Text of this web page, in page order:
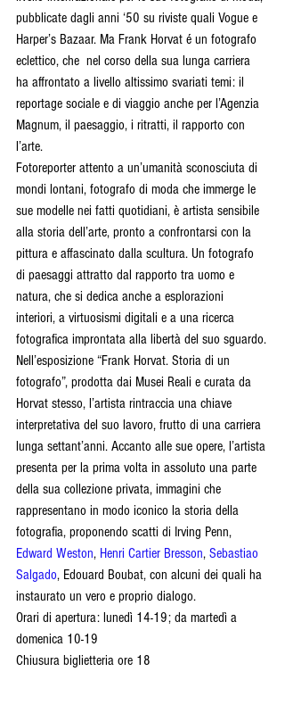
pubblicate dagli anni ‘50 su riviste quali Vogue e
Harper’s Bazaar. Ma Frank Horvat é un fotografo
eclettico, che  nel corso della sua lunga carriera
ha affrontato a livello altissimo svariati temi: il
reportage sociale e di viaggio anche per l’Agenzia
Magnum, il paesaggio, i ritratti, il rapporto con
l’arte.
Fotoreporter attento a un’umanità sconosciuta di
mondi lontani, fotografo di moda che immerge le
sue modelle nei fatti quotidiani, è artista sensibile
alla storia dell’arte, pronto a confrontarsi con la
pittura e affascinato dalla scultura. Un fotografo
di paesaggi attratto dal rapporto tra uomo e
natura, che si dedica anche a esplorazioni
interiori, a virtuosismi digitali e a una ricerca
fotografica improntata alla libertà del suo sguardo.
Nell’esposizione “Frank Horvat. Storia di un
fotografo”, prodotta dai Musei Reali e curata da
Horvat stesso, l’artista rintraccia una chiave
interpretativa del suo lavoro, frutto di una carriera
lunga settant’anni. Accanto alle sue opere, l’artista
presenta per la prima volta in assoluto una parte
della sua collezione privata, immagini che
rappresentano in modo iconico la storia della
fotografia, proponendo scatti di Irving Penn,
Edward Weston, Henri Cartier Bresson, Sebastiao
Salgado, Edouard Boubat, con alcuni dei quali ha
instaurato un vero e proprio dialogo.
Orari di apertura: lunedì 14-19; da martedì a
domenica 10-19
Chiusura biglietteria ore 18